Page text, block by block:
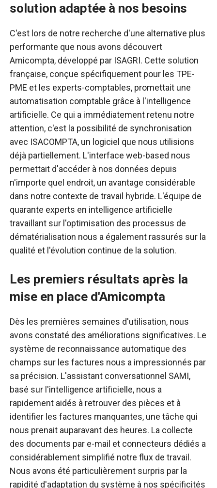
solution adaptée à nos besoins
C'est lors de notre recherche d'une alternative plus
performante que nous avons découvert
Amicompta, développé par ISAGRI. Cette solution
française, conçue spécifiquement pour les TPE-
PME et les experts-comptables, promettait une
automatisation comptable grâce à l'intelligence
artificielle. Ce qui a immédiatement retenu notre
attention, c'est la possibilité de synchronisation
avec ISACOMPTA, un logiciel que nous utilisions
déjà partiellement. L'interface web-based nous
permettait d'accéder à nos données depuis
n'importe quel endroit, un avantage considérable
dans notre contexte de travail hybride. L'équipe de
quarante experts en intelligence artificielle
travaillant sur l'optimisation des processus de
dématérialisation nous a également rassurés sur la
qualité et l'évolution continue de la solution.
Les premiers résultats après la
mise en place d'Amicompta
Dès les premières semaines d'utilisation, nous
avons constaté des améliorations significatives. Le
système de reconnaissance automatique des
champs sur les factures nous a impressionnés par
sa précision. L'assistant conversationnel SAMI,
basé sur l'intelligence artificielle, nous a
rapidement aidés à retrouver des pièces et à
identifier les factures manquantes, une tâche qui
nous prenait auparavant des heures. La collecte
des documents par e-mail et connecteurs dédiés a
considérablement simplifié notre flux de travail.
Nous avons été particulièrement surpris par la
rapidité d'adaptation du système à nos spécificités